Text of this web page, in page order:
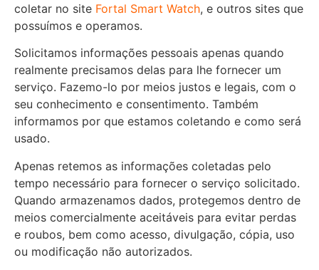
coletar no site Fortal Smart Watch, e outros sites que
possuímos e operamos.
Solicitamos informações pessoais apenas quando
realmente precisamos delas para lhe fornecer um
serviço. Fazemo-lo por meios justos e legais, com o
seu conhecimento e consentimento. Também
informamos por que estamos coletando e como será
usado.
Apenas retemos as informações coletadas pelo
tempo necessário para fornecer o serviço solicitado.
Quando armazenamos dados, protegemos dentro de
meios comercialmente aceitáveis ​​para evitar perdas
e roubos, bem como acesso, divulgação, cópia, uso
ou modificação não autorizados.